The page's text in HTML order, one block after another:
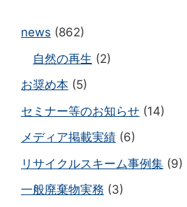
news (862)
自然の再生 (2)
お奨め本 (5)
セミナー等のお知らせ (14)
メディア掲載実績 (6)
リサイクルスキーム事例集 (9)
一般廃棄物実務 (3)